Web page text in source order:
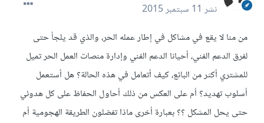
نشر11 سبتمبر 2015
من منا لا يقع في مشاكل في إطار عمله الحر، والذي قد يلجأ حتى
لفرق الدعم الفني، أحيانا الدعم الفني وإدارة منصات العمل الحر تميل
للمشتري أكثر من البائع، كيف أتعامل في هذه الحالة؟ هل أستعمل
أسلوب تهديد؟ أم على العكس من ذلك أحاول الحفاظ على كل هدوئي
حتى يحل المشكل ؟؟ بعبارة أخرى ماذا تفضلون الطريقة الهجومية أم